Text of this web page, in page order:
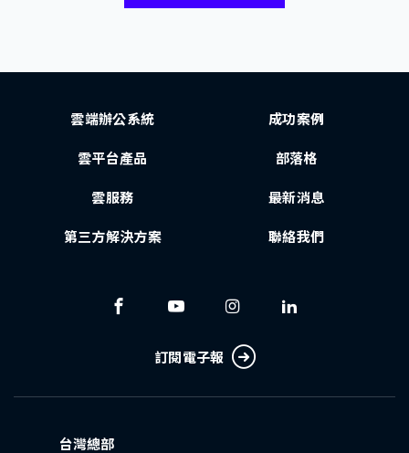
雲端辦公系統
雲平台產品
雲服務
第三方解決方案
成功案例
部落格
最新消息
聯絡我們
訂閱電子報
台灣總部